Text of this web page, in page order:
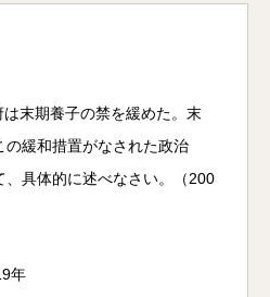
末期養子の禁を緩めた。末
緩和措置がなされた政治
、具体的に述べなさい。（200
年